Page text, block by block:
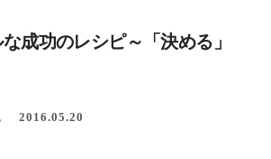
成功のレシピ～「決める」
2016.05.20